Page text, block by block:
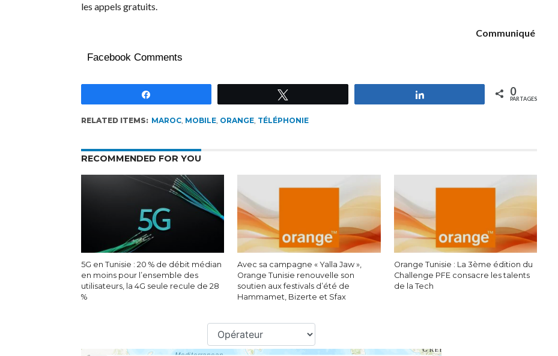
les appels gratuits.
Communiqué
Facebook Comments
0
PARTAGES
RELATED ITEMS: MAROC, MOBILE, ORANGE, TÉLÉPHONIE
RECOMMENDED FOR YOU
5G en Tunisie : 20 % de débit médian
en moins pour l’ensemble des
utilisateurs, la 4G seule recule de 28
%
Avec sa campagne « Yalla Jaw »,
Orange Tunisie renouvelle son
soutien aux festivals d’été de
Hammamet, Bizerte et Sfax
Orange Tunisie : La 3ème édition du
Challenge PFE consacre les talents
de la Tech